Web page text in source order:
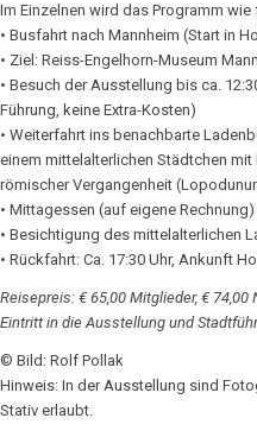
Im Einzelnen wird das Programm
• Busfahrt nach Mannheim (Start in
• Ziel: Reiss-Engelhorn-Museum
• Besuch der Ausstellung bis ca.
Führung, keine Extra-Kosten)
• Weiterfahrt ins benachbarte
einem mittelalterlichen Städtchen
römischer Vergangenheit
• Mittagessen (auf eigene Rechnung)
• Besichtigung des mittelalterlichen
• Rückfahrt: Ca. 17:30 Uhr, Ankunft
Reisepreis: € 65,00 Mitglieder, €
Eintritt in die Ausstellung und
© Bild: Rolf Pollak
Hinweis: In der Ausstellung sind
Stativ erlaubt.